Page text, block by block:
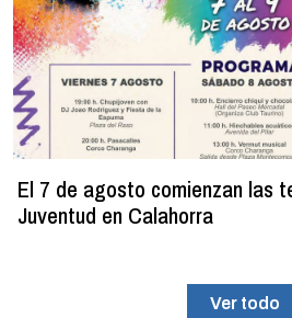
El 7 de agosto comienzan las
Juventud en Calahorra
Ver todo